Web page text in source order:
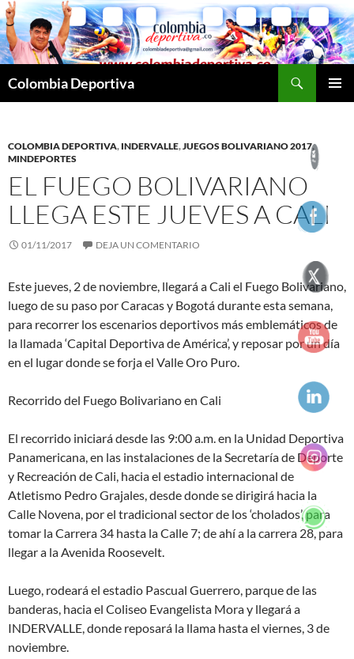
Saltar
al
contenido
Colombia Deportiva
COLOMBIA DEPORTIVA, INDERVALLE,JUEGOS BOLIVARIANO 2017,
MINDEPORTES
EL FUEGO BOLIVARIANO
LLEGA ESTE JUEVES A CALI
01/11/2017 DEJA UN COMENTARIO
Este jueves, 2 de noviembre, llegará a Cali el Fuego Bolivariano,
luego de su paso por Caracas y Bogotá durante esta semana,
para recorrer los escenarios deportivos más emblemáticos de
la llamada ‘Capital Deportiva de América’, y reposar por un día
en el lugar donde se forja el Valle Oro Puro.
Recorrido del Fuego Bolivariano en Cali
El recorrido iniciará desde las 9:00 a.m. en la Unidad Deportiva
Panamericana, en las instalaciones de la Secretaría de Deporte
y Recreación de Cali, hacia el estadio internacional de
Atletismo Pedro Grajales, desde donde se dirigirá hacia la
Calle Novena, por el tradicional sector de los ‘cholados’, para
tomar la Carrera 34 hasta la Calle 7; de ahí a la carrera 28, para
llegar a la Avenida Roosevelt.
Luego, rodeará el estadio Pascual Guerrero, parque de las
banderas, hacia el Coliseo Evangelista Mora y llegará a
INDERVALLE, donde reposará la llama hasta el viernes, 3 de
noviembre.